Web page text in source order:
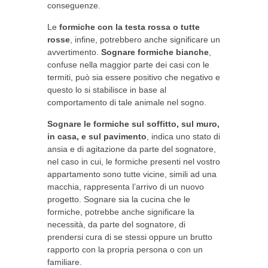
conseguenze.
Le formiche con la testa rossa o tutte
rosse , infine, potrebbero anche significare un
avvertimento. Sognare formiche bianche
confuse nella maggior parte dei casi con le
termiti, può sia essere positivo che negativo e
questo lo si stabilisce in base al
comportamento di tale animale nel sogno.
Sognare le formiche sul soffitto, sul muro,
in casa, e sul pavimento , indica uno stato di
ansia e di agitazione da parte del sognatore,
nel caso in cui, le formiche presenti nel vostro
appartamento sono tutte vicine, simili ad una
macchia, rappresenta l’arrivo di un nuovo
progetto. Sognare sia la cucina che le
formiche, potrebbe anche significare la
necessità, da parte del sognatore, di
prendersi cura di se stessi oppure un brutto
rapporto con la propria persona o con un
familiare.